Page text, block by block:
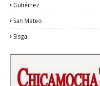
Gutiérrez
San Mateo
Sisga